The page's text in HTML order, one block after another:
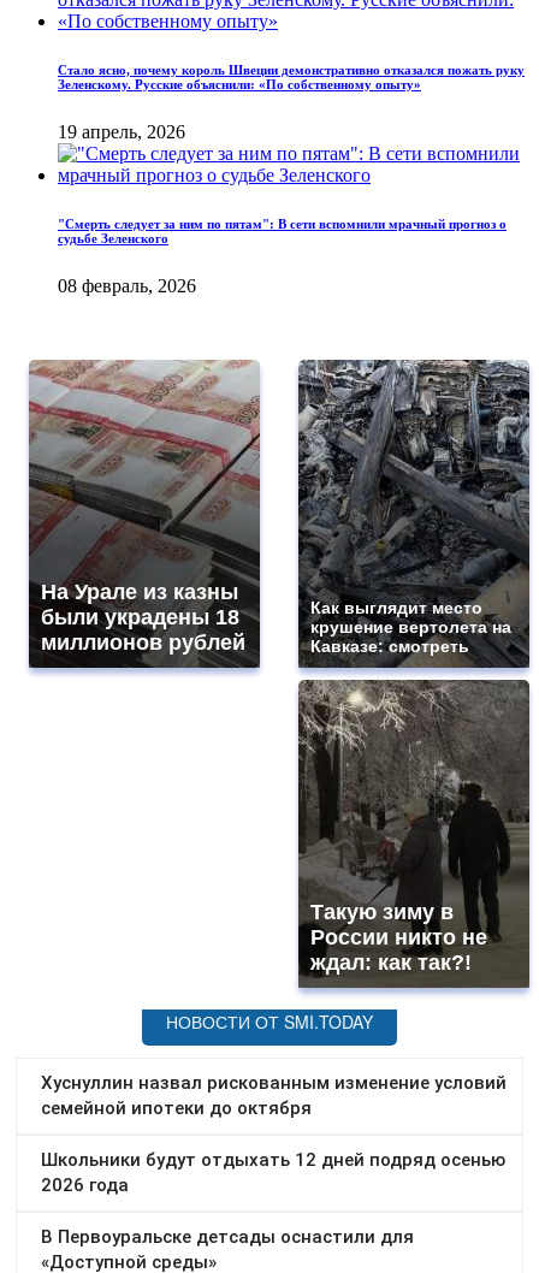
Стало ясно, почему король Швеции демонстративно отказался пожать руку
Зеленскому. Русские объяснили: «По собственному опыту»
19 апрель, 2026
"Смерть следует за ним по пятам": В сети вспомнили мрачный прогноз о
судьбе Зеленского
08 февраль, 2026
На Урале из казны
были украдены 18
миллионов рублей
Как выглядит место
крушение вертолета на
Кавказе: смотреть
Такую зиму в
России никто не
ждал: как так?!